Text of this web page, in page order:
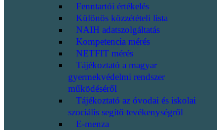
Fenntartói értékelés
Különös közzétételi lista
NAIH adatszolgáltatás
Kompetencia mérés
NETFIT mérés
Tájékoztató a magyar
gyermekvédelmi rendszer
működéséről
Tájékoztató az óvodai és iskolai
szociális segítő tevékenységről
E-menza